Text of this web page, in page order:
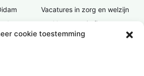
cookie toestemming
Vacatures in zorg en welzijn
Vacatures in finance
Vacatures in ICT / IT